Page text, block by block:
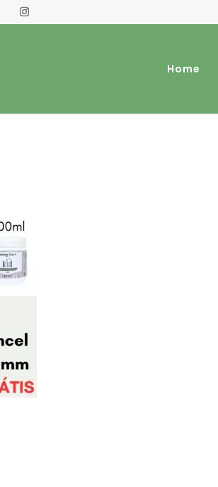
Home